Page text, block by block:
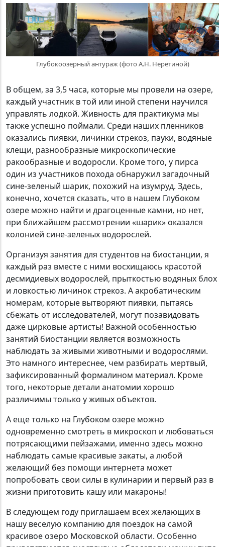
Глубокоозерный антураж (фото А.Н. Неретиной)
В общем, за 3,5 часа, которые мы провели на озере,
каждый участник в той или иной степени научился
управлять лодкой. Живность для практикума мы
также успешно поймали. Среди наших пленников
оказались пиявки, личинки стрекоз, пауки, водяные
клещи, разнообразные микроскопические
ракообразные и водоросли. Кроме того, у пирса
один из участников похода обнаружил загадочный
сине-зеленый шарик, похожий на изумруд. Здесь,
конечно, хочется сказать, что в нашем Глубоком
озере можно найти и драгоценные камни, но нет,
при ближайшем рассмотрении «шарик» оказался
колонией сине-зеленых водорослей.
Организуя занятия для студентов на биостанции, я
каждый раз вместе с ними восхищаюсь красотой
десмидиевых водорослей, прыткостью водяных блох
и ловкостью личинок стрекоз. А акробатическим
номерам, которые вытворяют пиявки, пытаясь
сбежать от исследователей, могут позавидовать
даже цирковые артисты! Важной особенностью
занятий биостанции является возможность
наблюдать за живыми животными и водорослями.
Это намного интереснее, чем разбирать мертвый,
зафиксированный формалином материал. Кроме
того, некоторые детали анатомии хорошо
различимы только у живых объектов.
А еще только на Глубоком озере можно
одновременно смотреть в микроскоп и любоваться
потрясающими пейзажами, именно здесь можно
наблюдать самые красивые закаты, а любой
желающий без помощи интернета может
попробовать свои силы в кулинарии и первый раз в
жизни приготовить кашу или макароны!
В следующем году приглашаем всех желающих в
нашу веселую компанию для поездок на самой
красивое озеро Московской области. Особенно